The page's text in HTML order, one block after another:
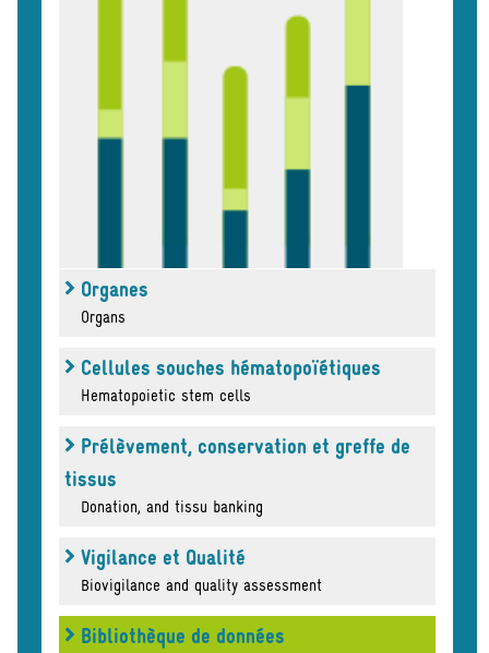
Organes
Organs
Cellules souches hématopoïétiques
Hematopoietic stem cells
Prélèvement, conservation et greffe de
tissus
Donation, and tissu banking
Vigilance et Qualité
Biovigilance and quality assessment
Bibliothèque de données